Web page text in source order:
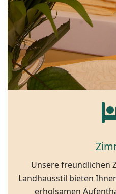
Unsere freundlichen
Landhausstil bieten
erholsamen